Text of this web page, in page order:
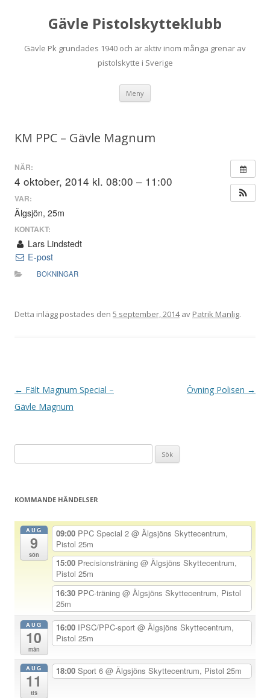
Gävle Pistolskytteklubb
Gävle Pk grundades 1940 och är aktiv inom många grenar av
pistolskytte i Sverige
Meny
KM PPC – Gävle Magnum
NÄR:
4 oktober, 2014 kl. 08:00 – 11:00
VAR:
Älgsjön, 25m
KONTAKT:
Lars Lindstedt
E-post
BOKNINGAR
Detta inlägg postades den 5 september, 2014av Patrik Manlig.
I
n
a
g
← Fält Magnum Special –
Gävle Magnum
Övning Polisen →
efter:
KOMMANDE HÄNDELSER
AUG
9
sön
09:00 PPC Special 2 @ Älgsjöns Skyttecentrum,
Pistol 25m
15:00 Precisionsträning @ Älgsjöns Skyttecentrum,
Pistol 25m
16:30 PPC-träning @ Älgsjöns Skyttecentrum, Pistol
25m
AUG
10
mån
16:00 IPSC/PPC-sport @ Älgsjöns Skyttecentrum,
Pistol 25m
AUG
11
tis
18:00 Sport 6 @ Älgsjöns Skyttecentrum, Pistol 25m